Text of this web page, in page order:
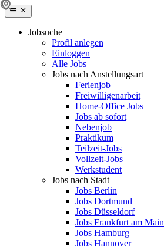
Jobsuche
Profil anlegen
Einloggen
Alle Jobs
Jobs nach Anstellungsart
Ferienjob
Freiwilligenarbeit
Home-Office Jobs
Jobs ab sofort
Nebenjob
Praktikum
Teilzeit-Jobs
Vollzeit-Jobs
Werkstudent
Jobs nach Stadt
Jobs Berlin
Jobs Dortmund
Jobs Düsseldorf
Jobs Frankfurt am Main
Jobs Hamburg
Jobs Hannover